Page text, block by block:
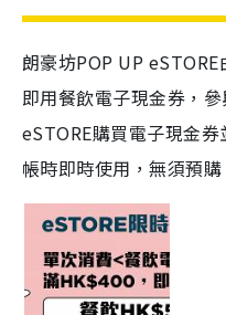
朗豪坊POP UP
即用餐飲電子現金券，
eSTORE購買電子現金
帳時即時使用，無須預購